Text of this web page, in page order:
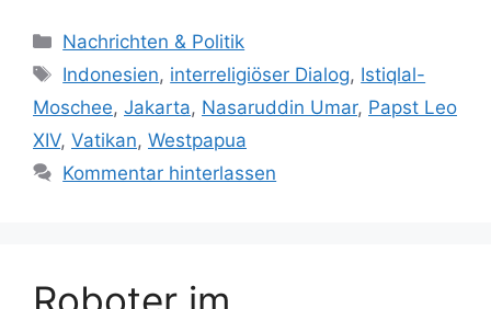
K
a
e
g
o
Nachrichten & Politik
S
c
l
a
r
Indonesien, interreligiöser Dialog, Istiqlal-
Moschee, Jakarta, Nasaruddin Umar, Papst Leo
XIV, Vatikan, Westpapua
Kommentar hinterlassen